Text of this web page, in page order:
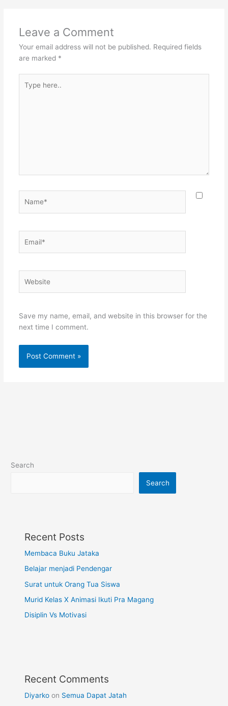
Leave a Comment
Your email address will not be published. Required fields
are marked *
here..
Save my name, email, and website in this browser for the
next time I comment.
Search
Search
Recent Posts
Membaca Buku Jataka
Belajar menjadi Pendengar
Surat untuk Orang Tua Siswa
Murid Kelas X Animasi Ikuti Pra Magang
Disiplin Vs Motivasi
Recent Comments
Diyarko on Semua Dapat Jatah